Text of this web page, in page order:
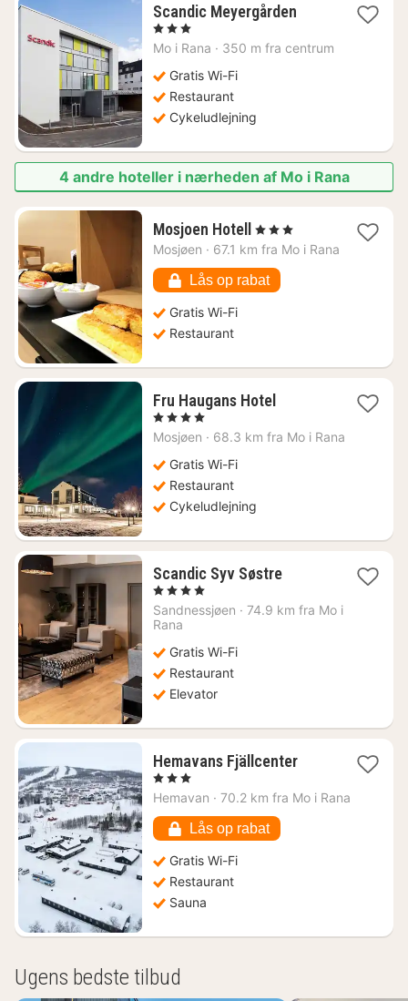
Scandic Meyergården1
fra
, 3 Stjerner
Mo i Rana · 350 m fra centrum
Gratis Wi-Fi
Restaurant
Cykeludlejning
4 andre hoteller i nærheden af Mo i Rana
Mosjoen Hotell 1
nat
958
kr.
, 3 Stjerner
Mosjøen · 67.1 km fra Mo i Rana
Lås op rabat
Gratis Wi-Fi
Restaurant
Fru Haugans Hotel1
fra
, 4 Stjerner
Mosjøen · 68.3 km fra Mo i Rana
Gratis Wi-Fi
Restaurant
Cykeludlejning
Scandic Syv Søstre1
fra
, 4 Stjerner
Sandnessjøen · 74.9 km fra Mo i
Rana
Gratis Wi-Fi
Restaurant
Elevator
Hemavans Fjällcenter1
fra
, 3 Stjerner
Hemavan · 70.2 km fra Mo i Rana
Lås op rabat
Gratis Wi-Fi
Restaurant
Sauna
Ugens bedste tilbud